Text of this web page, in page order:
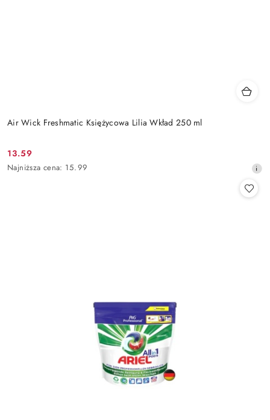
Air Wick Freshmatic Księżycowa Lilia Wkład 250 ml
Cena
promocyjna:
13.59
Najniższa
Najniższa cena: 15.99